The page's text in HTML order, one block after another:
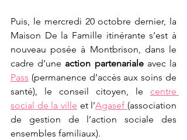
Puis, le mercredi 20 octobre dernier, la
Maison De la Famille itinérante s’est à
nouveau posée à Montbrison, dans le
cadre d’une action partenariale
Pass (permanence d’accès aux soins de
santé), le conseil citoyen, le centre
social de la ville et l’Agasef (association
de gestion de l’action sociale des
ensembles familiaux).